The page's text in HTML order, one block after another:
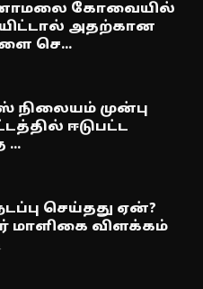
கோவையில்
அதற்கான
செ...
நிலையம் முன்பு
ஈடுபட்ட
செய்தது ஏன்?
மாளிகை விளக்கம்